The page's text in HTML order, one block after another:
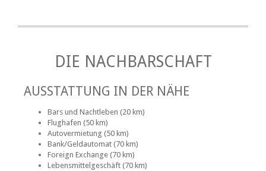
DIE NACHBARSCHAFT
AUSSTATTUNG IN DER NÄHE
Bars und Nachtleben (20 km)
Flughafen (50 km)
Autovermietung (50 km)
Bank/Geldautomat (70 km)
Foreign Exchange (70 km)
Lebensmittelgeschäft (70 km)